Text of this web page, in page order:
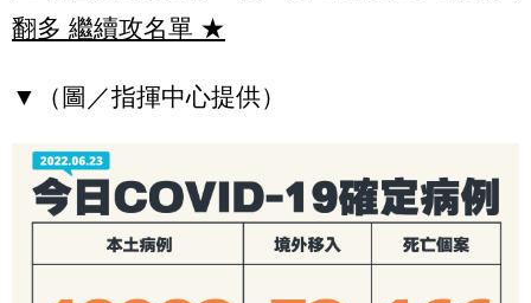
翻多 繼續攻名單 ★
▼（圖／指揮中心提供）